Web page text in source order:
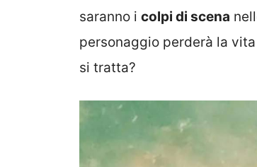
saranno i colpi di scena
personaggio perderà la
si tratta?